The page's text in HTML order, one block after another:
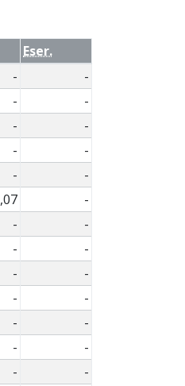
Eser.
-
-
-
-
-
-
-
-
-
-
-
-
-
-
-
-
-
-
-
-
-
-
-
-
-